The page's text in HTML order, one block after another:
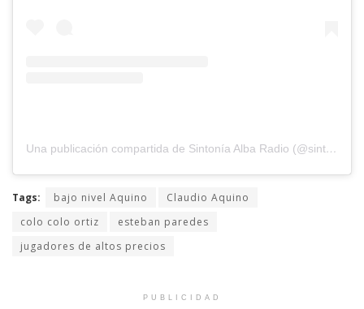
Una publicación compartida de Sintonía Alba Radio (@sintoniaalbaradio)
Tags: bajo nivel Aquino
Claudio Aquino
colo colo ortiz
esteban paredes
jugadores de altos precios
PUBLICIDAD